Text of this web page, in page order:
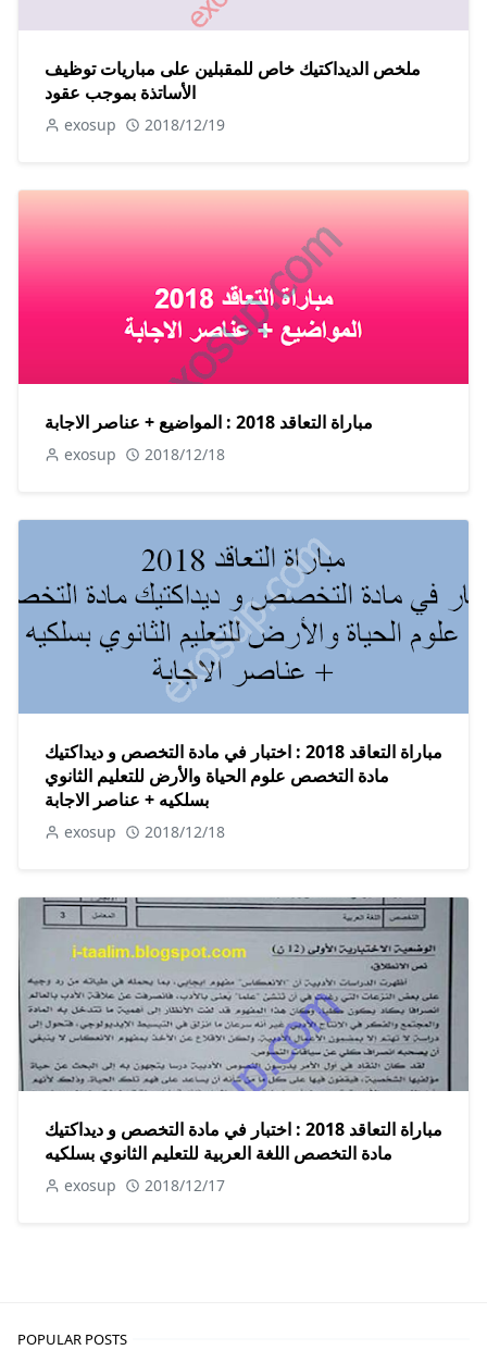
ملخص الديداكتيك خاص للمقبلين على مباريات توظيف
الأساتذة بموجب عقود
exosup 2018/12/19
مباراة التعاقد 2018 : المواضيع + عناصر الاجابة
exosup 2018/12/18
مباراة التعاقد 2018 : اختبار في مادة التخصص و ديداكتيك
مادة التخصص علوم الحياة والأرض للتعليم الثانوي
بسلكيه + عناصر الاجابة
exosup 2018/12/18
مباراة التعاقد 2018 : اختبار في مادة التخصص و ديداكتيك
مادة التخصص اللغة العربية للتعليم الثانوي بسلكيه
exosup 2018/12/17
POPULAR POSTS